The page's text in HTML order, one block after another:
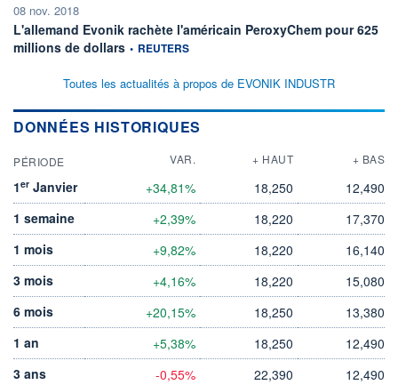
08 nov. 2018
L'allemand Evonik rachète l'américain PeroxyChem pour 625
millions de dollars information fournie par
• REUTERS
Toutes les actualités à propos de EVONIK INDUSTR
DONNÉES HISTORIQUES
PÉRIODE VAR. + HAUT + BAS
1er Janvier +34,81% 18,250
12,490
1 semaine
+2,39% 18,220
17,370
1 mois
+9,82% 18,220
16,140
3 mois
+4,16% 18,220
15,080
6 mois
+20,15% 18,250
13,380
1 an
+5,38% 18,250
12,490
3 ans
-0,55% 22,390
12,490